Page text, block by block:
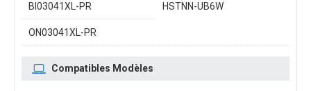
BI03041XL-PR HSTNN-UB6W
ON03041XL-PR
Compatibles Modèles